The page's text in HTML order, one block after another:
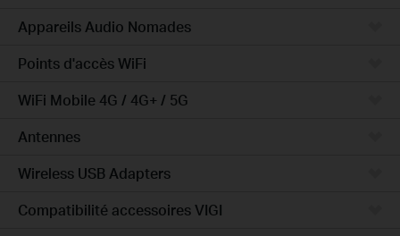
Appareils Audio Nomades
Points d'accès WiFi
WiFi Mobile 4G / 4G+ / 5G
Antennes
Wireless USB Adapters
Compatibilité accessoires VIGI